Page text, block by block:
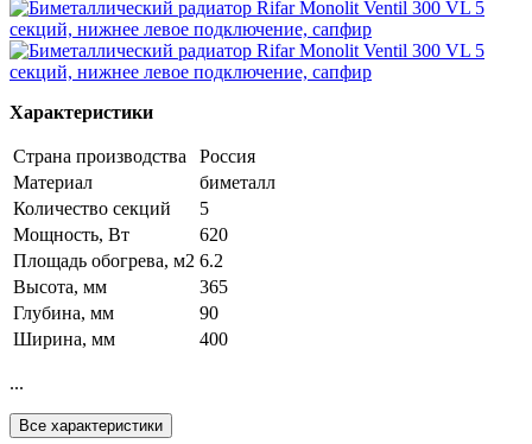
Характеристики
Страна производства
Россия
Материал
биметалл
Количество секций
5
Мощность, Вт
620
Площадь обогрева, м2 6.2
Высота, мм
365
Глубина, мм
90
Ширина, мм
400
...
Все характеристики